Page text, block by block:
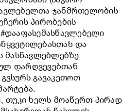
ჯანმრთელობის
პირობების
#დააფასემასწავლებელი
და
მასწავლებლებზე
დარღვევებთან
გავაკეთოთ
თუკი ხელს მოაწერთ პირად